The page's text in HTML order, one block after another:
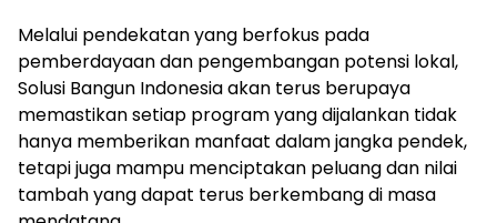
Melalui pendekatan yang berfokus pada
pemberdayaan dan pengembangan potensi lokal,
Solusi Bangun Indonesia akan terus berupaya
memastikan setiap program yang dijalankan tidak
hanya memberikan manfaat dalam jangka pendek,
tetapi juga mampu menciptakan peluang dan nilai
tambah yang dapat terus berkembang di masa